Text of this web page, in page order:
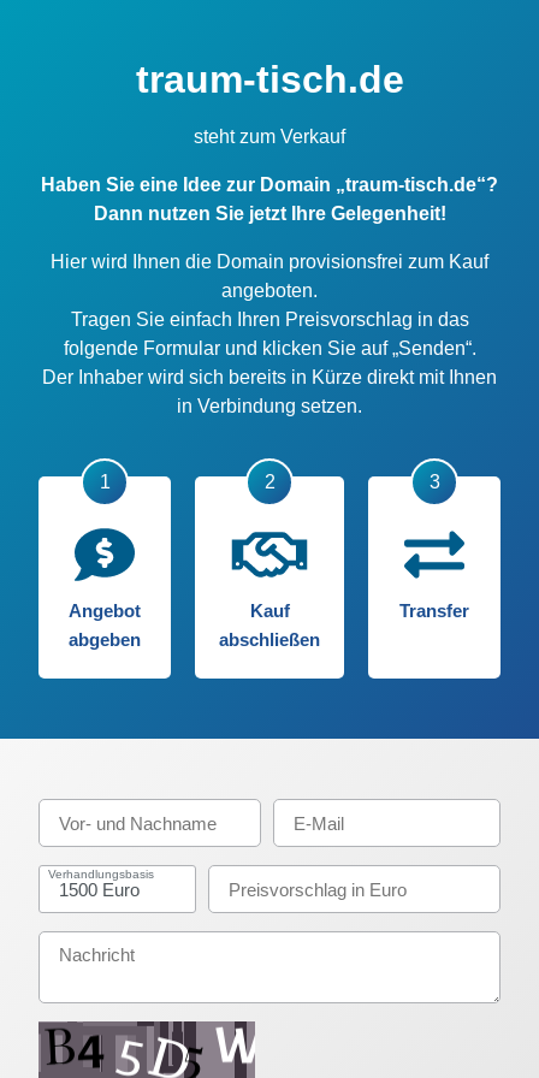
traum-tisch.de
steht zum Verkauf
Haben Sie eine Idee zur Domain „traum-tisch.de“?
Dann nutzen Sie jetzt Ihre Gelegenheit!
Hier wird Ihnen die Domain provisionsfrei zum Kauf
angeboten.
Tragen Sie einfach Ihren Preisvorschlag in das
folgende Formular und klicken Sie auf „Senden“.
Der Inhaber wird sich bereits in Kürze direkt mit Ihnen
in Verbindung setzen.
Angebot
abgeben
Kauf
abschließen
Transfer
Verhandlungsbasis